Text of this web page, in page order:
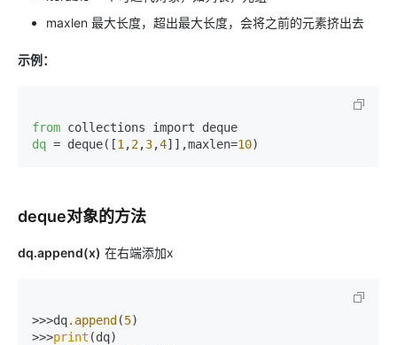
maxlen 最大长度，超出最大长度，会将之前的元素挤出去
示例：
from
dq = deque([1 ,2,3,4]],maxlen=10)
deque对象的方法
dq.append(x) 在右端添加x
>>>dq.append(5)
>>>print